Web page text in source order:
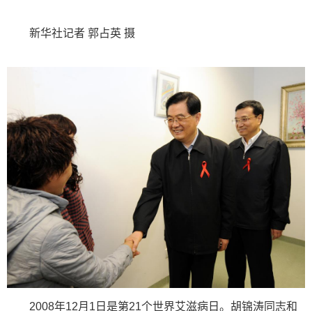
新华社记者 郭占英 摄
2008年12月1日是第21个世界艾滋病日。胡锦涛同志和